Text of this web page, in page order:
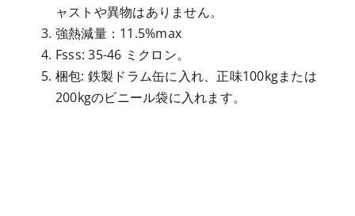
ャストや異物はありません。
強熱減量：11.5%max
Fsss: 35-46 ミクロン。
梱包: 鉄製ドラム缶に入れ、正味100kgまたは
200kgのビニール袋に入れます。